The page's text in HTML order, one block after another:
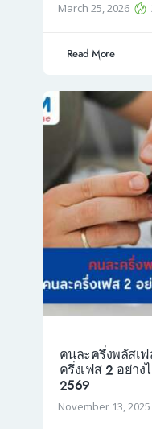
March 25, 2026
Read More
คนละครึ่งพลัสเ
ครึ่งเฟส 2 อย่าง
2569
November 13, 2025